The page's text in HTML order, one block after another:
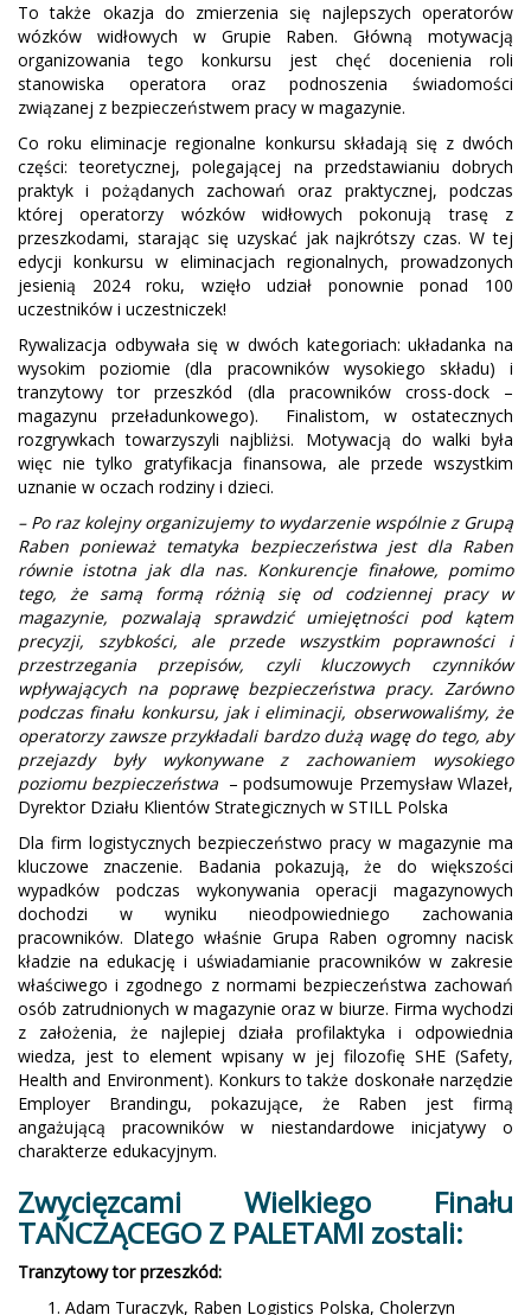
To także okazja do zmierzenia się najlepszych operatorów
wózków widłowych w Grupie Raben. Główną motywacją
organizowania tego konkursu jest chęć docenienia roli
stanowiska operatora oraz podnoszenia świadomości
związanej z bezpieczeństwem pracy w magazynie.
Co roku eliminacje regionalne konkursu składają się z dwóch
części: teoretycznej, polegającej na przedstawianiu dobrych
praktyk i pożądanych zachowań oraz praktycznej, podczas
której operatorzy wózków widłowych pokonują trasę z
przeszkodami, starając się uzyskać jak najkrótszy czas. W tej
edycji konkursu w eliminacjach regionalnych, prowadzonych
jesienią 2024 roku, wzięło udział ponownie ponad 100
uczestników i uczestniczek!
Rywalizacja odbywała się w dwóch kategoriach: układanka na
wysokim poziomie (dla pracowników wysokiego składu) i
tranzytowy tor przeszkód (dla pracowników cross-dock –
magazynu przeładunkowego). Finalistom, w ostatecznych
rozgrywkach towarzyszyli najbliżsi. Motywacją do walki była
więc nie tylko gratyfikacja finansowa, ale przede wszystkim
uznanie w oczach rodziny i dzieci.
– Po raz kolejny organizujemy to wydarzenie wspólnie z Grupą
Raben ponieważ tematyka bezpieczeństwa jest dla Raben
równie istotna jak dla nas. Konkurencje finałowe, pomimo
tego, że samą formą różnią się od codziennej pracy w
magazynie, pozwalają sprawdzić umiejętności pod kątem
precyzji, szybkości, ale przede wszystkim poprawności i
przestrzegania przepisów, czyli kluczowych czynników
wpływających na poprawę bezpieczeństwa pracy. Zarówno
podczas finału konkursu, jak i eliminacji, obserwowaliśmy, że
operatorzy zawsze przykładali bardzo dużą wagę do tego, aby
przejazdy były wykonywane z zachowaniem wysokiego
poziomu bezpieczeństwa – podsumowuje Przemysław Wlazeł,
Dyrektor Działu Klientów Strategicznych w STILL Polska
Dla firm logistycznych bezpieczeństwo pracy w magazynie ma
kluczowe znaczenie. Badania pokazują, że do większości
wypadków podczas wykonywania operacji magazynowych
dochodzi w wyniku nieodpowiedniego zachowania
pracowników. Dlatego właśnie Grupa Raben ogromny nacisk
kładzie na edukację i uświadamianie pracowników w zakresie
właściwego i zgodnego z normami bezpieczeństwa zachowań
osób zatrudnionych w magazynie oraz w biurze. Firma wychodzi
z założenia, że najlepiej działa profilaktyka i odpowiednia
wiedza, jest to element wpisany w jej filozofię SHE (Safety,
Health and Environment). Konkurs to także doskonałe narzędzie
Employer Brandingu, pokazujące, że Raben jest firmą
angażującą pracowników w niestandardowe inicjatywy o
charakterze edukacyjnym.
Zwycięzcami Wielkiego Finału
TAŃCZĄCEGO Z PALETAMI zostali:
Tranzytowy tor przeszkód:
Adam Turaczyk, Raben Logistics Polska, Cholerzyn